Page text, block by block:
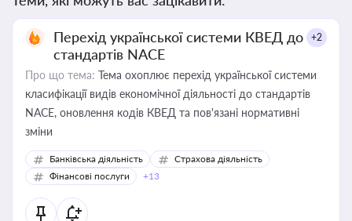
Перехід української системи КВЕД до
стандартів NACE
+2
Про що тема: Тема охоплює перехід української системи
класифікації видів економічної діяльності до стандартів
NACE, оновлення кодів КВЕД та пов'язані нормативні
зміни
Банківська діяльність
Страхова діяльність
Фінансові послуги
+13